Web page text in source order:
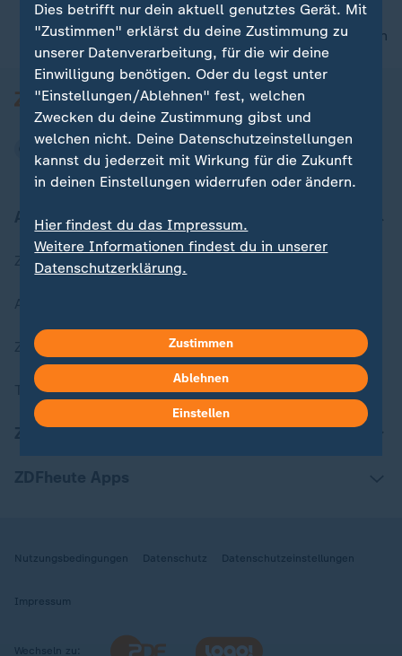
nach oben
Aktuell bei ZDFheute
Zuletzt veröffentlicht
ZDFheute Stories
Themen im Überblick
ZDFheute Update
Nutzungsbedingungen Datenschutz Datenschutzeinstellungen
Impressum
Wechseln zu:
Dies betrifft nur dein aktuell genutztes Gerät. Mit
"Zustimmen" erklärst du deine Zustimmung zu
unserer Datenverarbeitung, für die wir deine
Einwilligung benötigen. Oder du legst unter
"Einstellungen/Ablehnen" fest, welchen
Zwecken du deine Zustimmung gibst und
welchen nicht. Deine Datenschutzeinstellungen
kannst du jederzeit mit Wirkung für die Zukunft
in deinen Einstellungen widerrufen oder ändern.
Hier findest du das Impressum.
Weitere Informationen findest du in unserer
Datenschutzerklärung.
Zustimmen
Ablehnen
Einstellen